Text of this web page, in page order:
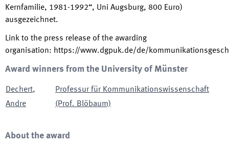
Kernfamilie, 1981-1992“, Uni Augsburg, 800 Euro)
ausgezeichnet.
Link to the press release of the awarding
organisation: https://www.dgpuk.de/de/
Award winners from the University of Münster
Dechert,
Andre
Professur für Kommunikationswissenschaft
(Prof. Blöbaum)
About the award